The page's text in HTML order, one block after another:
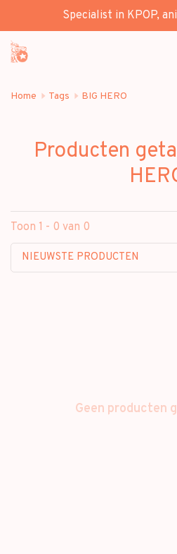
Specialist in KPOP,
Home Tags BIG HERO
Producten
Toon 1 - 0 van 0
NIEUWSTE PRODUCTEN
Geen producten